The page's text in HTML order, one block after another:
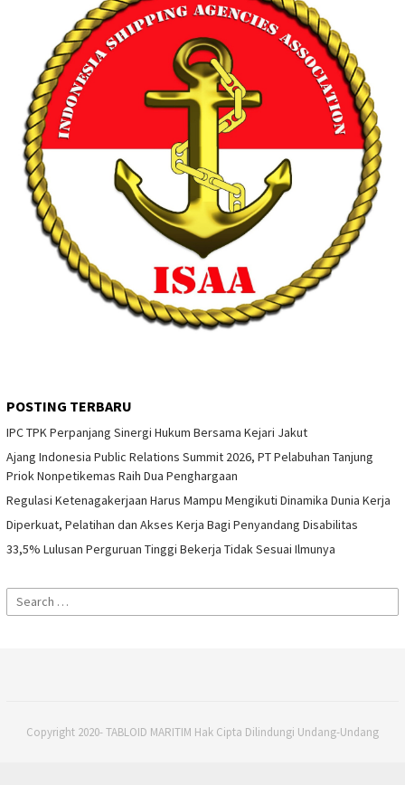
POSTING TERBARU
IPC TPK Perpanjang Sinergi Hukum Bersama Kejari Jakut
Ajang Indonesia Public Relations Summit 2026, PT Pelabuhan Tanjung
Priok Nonpetikemas Raih Dua Penghargaan
Regulasi Ketenagakerjaan Harus Mampu Mengikuti Dinamika Dunia Kerja
Diperkuat, Pelatihan dan Akses Kerja Bagi Penyandang Disabilitas
33,5% Lulusan Perguruan Tinggi Bekerja Tidak Sesuai Ilmunya
Search
for:
Copyright 2020- TABLOID MARITIM Hak Cipta Dilindungi Undang-Undang